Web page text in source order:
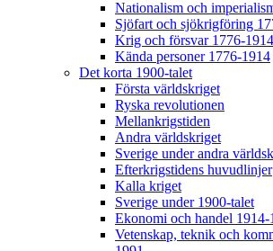
Nationalism och
Sjöfart och sjökrigföring
Krig och försvar 1776-1914
Kända personer 1776-1914
Det korta 1900-talet
Första världskriget
Ryska revolutionen
Mellankrigstiden
Andra världskriget
Sverige under andra
Efterkrigstidens huvudlinjer
Kalla kriget
Sverige under 1900-talet
Ekonomi och handel 1914-
Vetenskap, teknik och